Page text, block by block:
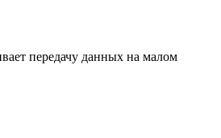
передачу данных на малом